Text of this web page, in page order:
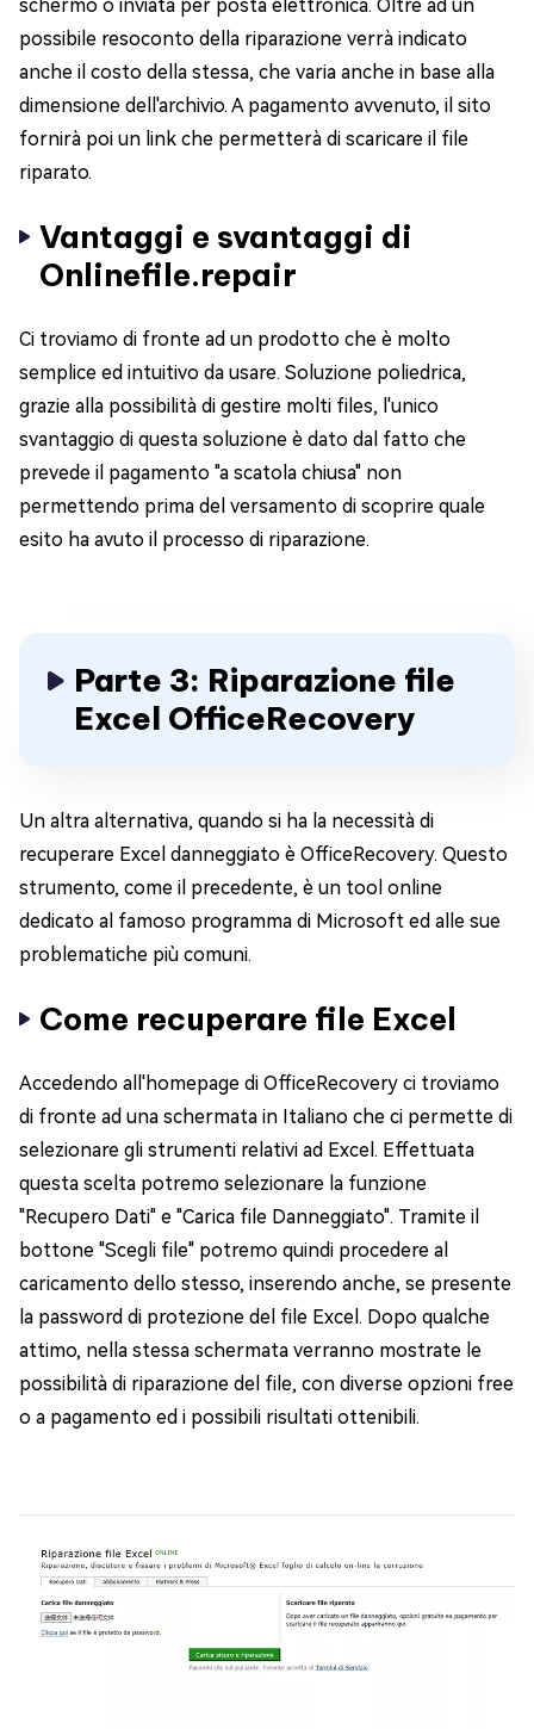
schermo o inviata per posta elettronica. Oltre ad un
possibile resoconto della riparazione verrà indicato
anche il costo della stessa, che varia anche in base alla
dimensione dell'archivio. A pagamento avvenuto, il sito
fornirà poi un link che permetterà di scaricare il file
riparato.
Vantaggi e svantaggi di
Onlinefile.repair
Ci troviamo di fronte ad un prodotto che è molto
semplice ed intuitivo da usare. Soluzione poliedrica,
grazie alla possibilità di gestire molti files, l'unico
svantaggio di questa soluzione è dato dal fatto che
prevede il pagamento "a scatola chiusa" non
permettendo prima del versamento di scoprire quale
esito ha avuto il processo di riparazione.
Parte 3: Riparazione file
Excel OfficeRecovery
Un altra alternativa, quando si ha la necessità di
recuperare Excel danneggiato è OfficeRecovery. Questo
strumento, come il precedente, è un tool online
dedicato al famoso programma di Microsoft ed alle sue
problematiche più comuni.
Come recuperare file Excel
Accedendo all'homepage di OfficeRecovery ci troviamo
di fronte ad una schermata in Italiano che ci permette di
selezionare gli strumenti relativi ad Excel. Effettuata
questa scelta potremo selezionare la funzione
"Recupero Dati" e "Carica file Danneggiato". Tramite il
bottone "Scegli file" potremo quindi procedere al
caricamento dello stesso, inserendo anche, se presente
la password di protezione del file Excel. Dopo qualche
attimo, nella stessa schermata verranno mostrate le
possibilità di riparazione del file, con diverse opzioni free
o a pagamento ed i possibili risultati ottenibili.